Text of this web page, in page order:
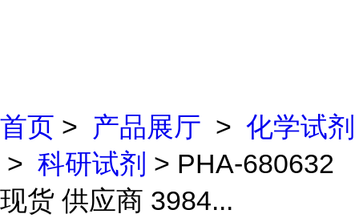
首页 > 产品展厅 > 化学试剂
> 科研试剂 > PHA-680632
现货 供应商 3984...